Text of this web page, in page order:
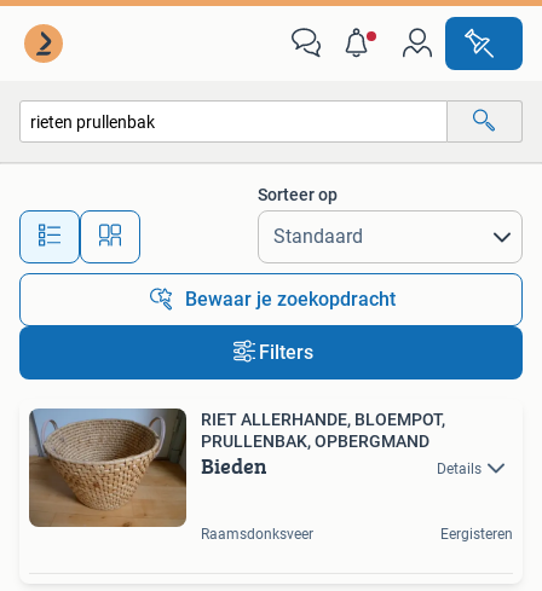
Alle afstanden…
Sorteer op
Bewaar je zoekopdracht
Filters
RIET ALLERHANDE, BLOEMPOT,
PRULLENBAK, OPBERGMAND
Bieden Details
Raamsdonksveer Eergisteren